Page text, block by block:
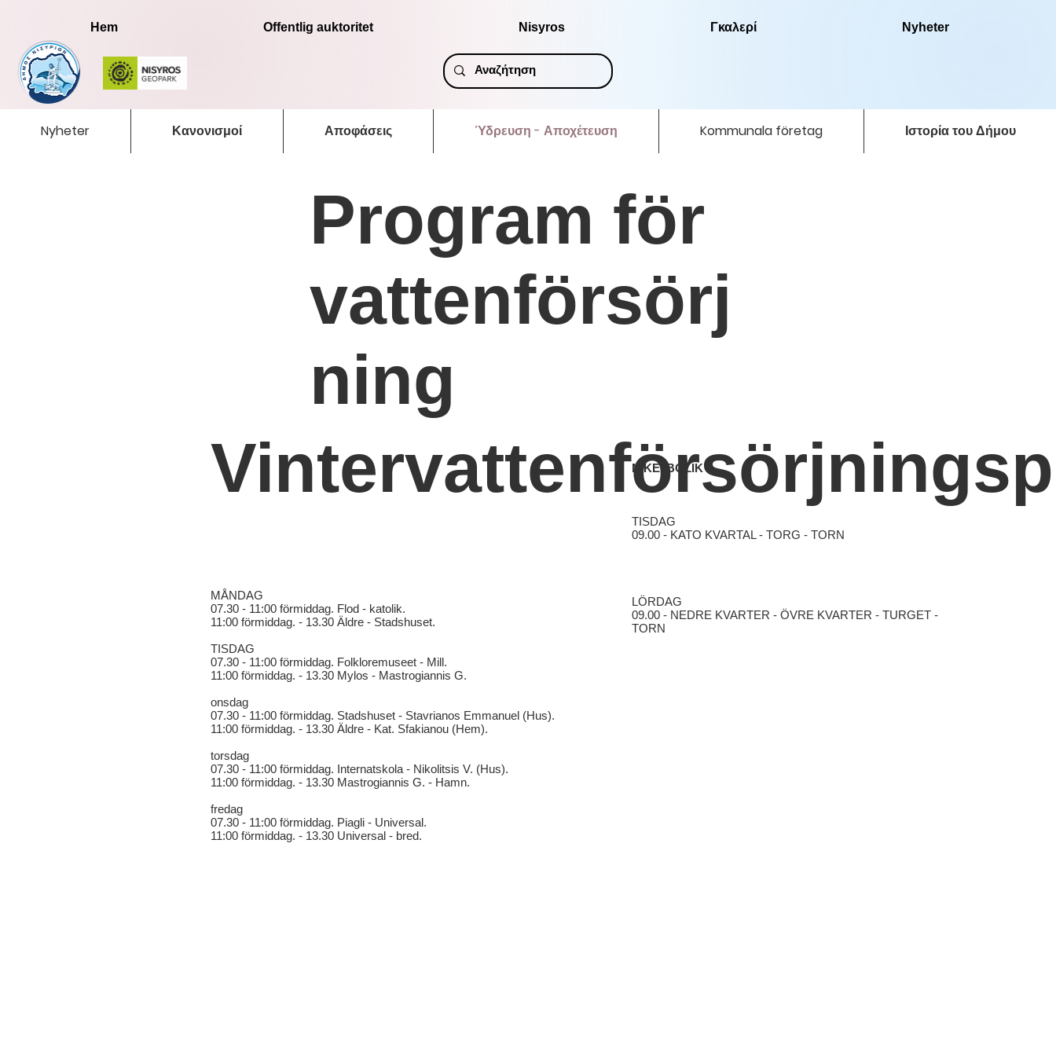
Hem Offentlig auktoritet Nisyros Γκαλερί Nyheter
Nyheter Κανονισμοί Αποφάσεις Ύδρευση - Αποχέτευση Kommunala företag Ιστορία του Δήμου
Program för
vattenförsörj
ning
MÅNDAG
07.30 - 11:00 förmiddag. Flod - katolik.
11:00 förmiddag. - 13.30 Äldre - Stadshuset.
TISDAG
07.30 - 11:00 förmiddag. Folkloremuseet - Mill.
11:00 förmiddag. - 13.30 Mylos - Mastrogiannis G.
onsdag
07.30 - 11:00 förmiddag. Stadshuset - Stavrianos Emmanuel (Hus).
11:00 förmiddag. - 13.30 Äldre - Kat. Sfakianou (Hem).
torsdag
07.30 - 11:00 förmiddag. Internatskola - Nikolitsis V. (Hus).
11:00 förmiddag. - 13.30 Mastrogiannis G. - Hamn.
fredag
07.30 - 11:00 förmiddag. Piagli - Universal.
11:00 förmiddag. - 13.30 Universal - bred.
NIKEI BOLIK
TISDAG
09.00 - KATO KVARTAL - TORG - TORN
LÖRDAG
09.00 - NEDRE KVARTER - ÖVRE KVARTER - TURGET -
TORN